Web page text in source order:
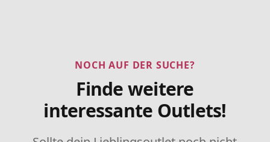
NOCH AUF DER SUCHE?
Finde weitere
interessante Outlets!